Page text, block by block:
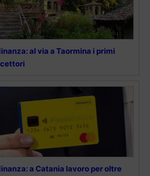
al via a Taormina i primi
a Catania lavoro per oltre